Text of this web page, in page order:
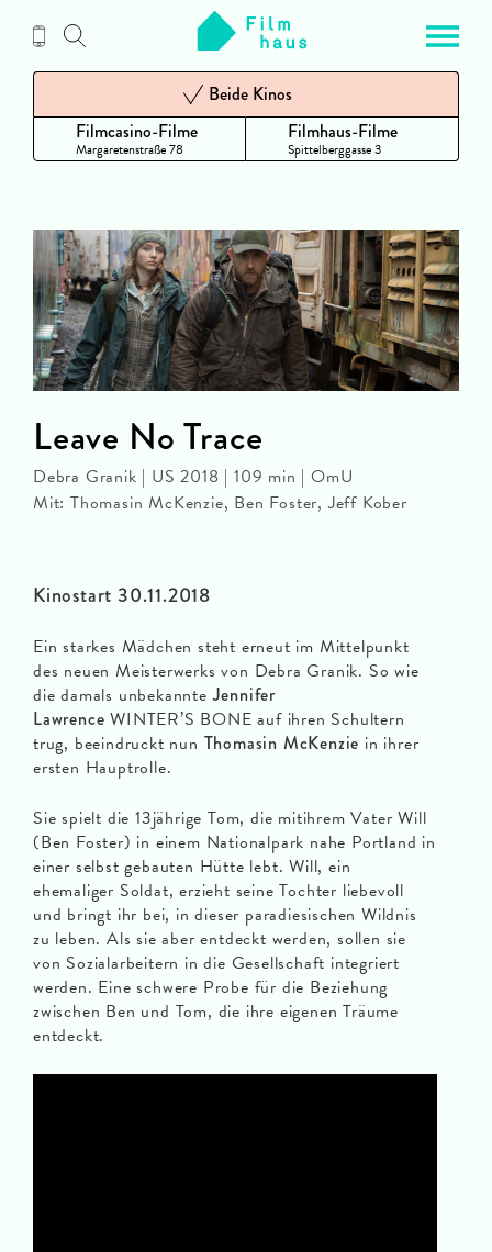
Inhalt
Filmcasino-Filme
Margaretenstraße 78
Beide Kinos
Filmhaus-Filme
Spittelberggasse 3
Kinostart 30.11.2018
Ein starkes Mädchen steht erneut im Mittelpunkt
des neuen Meisterwerks von Debra Granik. So wie
die damals unbekannteJennifer
Lawrence WINTER’S BONE auf ihren Schultern
trug, beeindruckt nun Thomasin McKenzie in ihrer
ersten Hauptrolle.
Sie spielt die 13jährige Tom, die mitihrem Vater Will
(Ben Foster) in einem Nationalpark nahe Portland in
einer selbst gebauten Hütte lebt. Will, ein
ehemaliger Soldat, erzieht seine Tochter liebevoll
und bringt ihr bei, in dieser paradiesischen Wildnis
zu leben. Als sie aber entdeckt werden, sollen sie
von Sozialarbeitern in die Gesellschaft integriert
werden. Eine schwere Probe für die Beziehung
zwischen Ben und Tom, die ihre eigenen Träume
entdeckt.
Leave No Trace
Debra Granik | US 2018 | 109 min | OmU
Mit: Thomasin McKenzie, Ben Foster, Jeff Kober